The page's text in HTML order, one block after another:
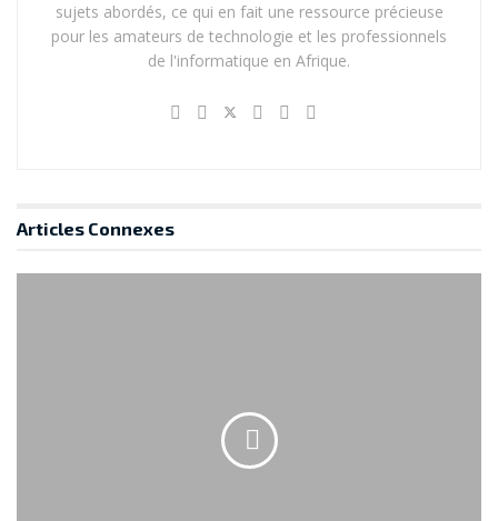
sujets abordés, ce qui en fait une ressource précieuse
pour les amateurs de technologie et les professionnels
de l'informatique en Afrique.
Articles Connexes